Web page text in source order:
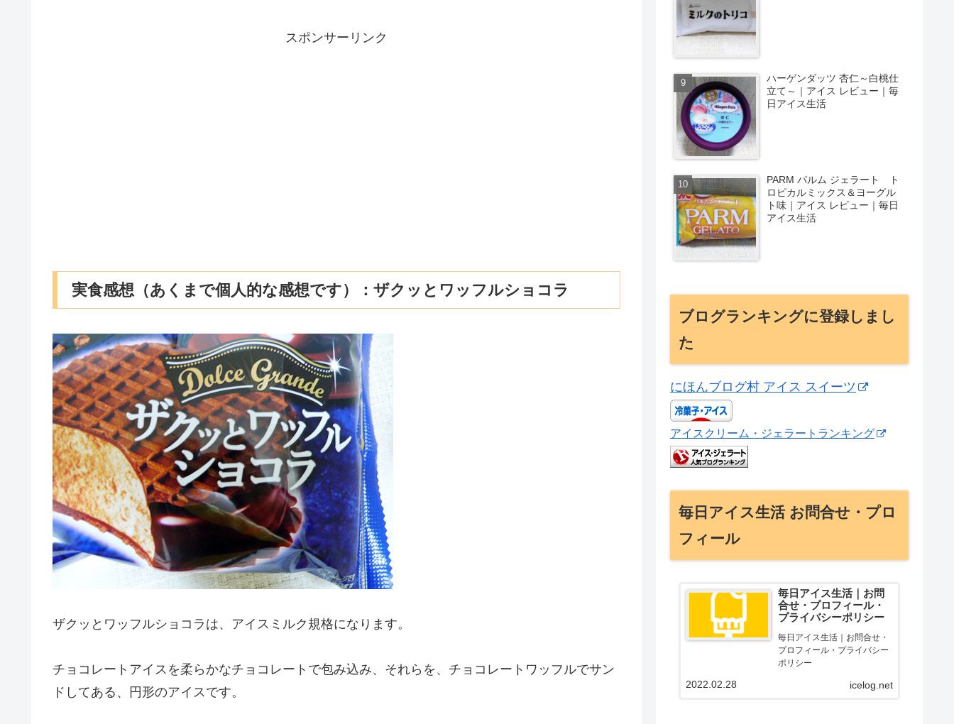
スポンサーリンク
実食感想（あくまで個人的な感想です）：ザクッとワッフルショコラ
ザクッとワッフルショコラは、アイスミルク規格になります。
チョコレートアイスを柔らかなチョコレートで包み込み、それらを、チョコレートワッフルでサン
ドしてある、円形のアイスです。
ハーゲンダッツ 杏仁～白桃仕
立て～｜アイス レビュー｜毎
日アイス生活
PARM パルム ジェラート ト
ロピカルミックス＆ヨーグル
ト味｜アイス レビュー｜毎日
アイス生活
ブログランキングに登録しまし
た
にほんブログ村 アイス スイーツ
アイスクリーム・ジェラートランキング
毎日アイス生活 お問合せ・プロ
フィール
毎日アイス生活｜お問
合せ・プロフィール・
プライバシーポリシー
毎日アイス生活｜お問合せ・
プロフィール・プライバシー
ポリシー
icelog.net
2022.02.28